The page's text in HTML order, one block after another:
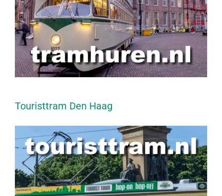
Touristtram Den Haag